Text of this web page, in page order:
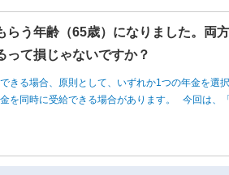
う年齢（65歳）になりました。両
って損じゃないですか？
きる場合、原則として、いずれか1つの年金を選
を同時に受給できる場合があります。 今回は、